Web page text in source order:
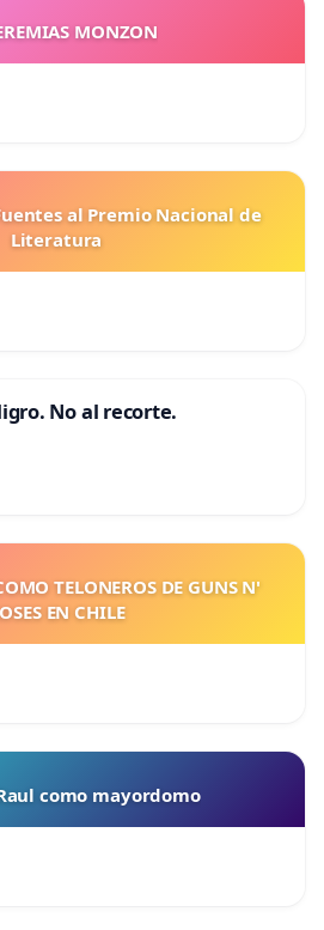
MONZON
al Premio Nacional de
Literatura
No al recorte.
TELONEROS DE GUNS N'
EN CHILE
como mayordomo